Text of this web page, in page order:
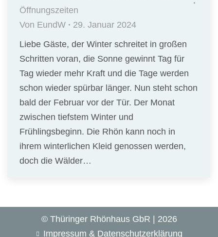
Öffnungszeiten
Von EundW
29. Januar 2024
Liebe Gäste, der Winter schreitet in großen
Schritten voran, die Sonne gewinnt Tag für
Tag wieder mehr Kraft und die Tage werden
schon wieder spürbar länger. Nun steht schon
bald der Februar vor der Tür. Der Monat
zwischen tiefstem Winter und
Frühlingsbeginn. Die Rhön kann noch in
ihrem winterlichen Kleid genossen werden,
doch die Wälder…
© Thüringer Rhönhaus GbR | 2026
Impressum & Datenschutzerklärung